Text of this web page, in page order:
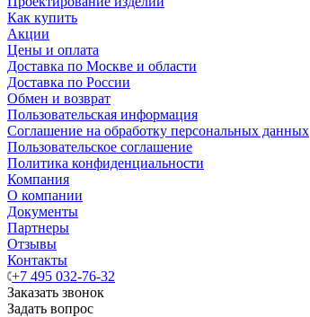
Как купить
Акции
Цены и оплата
Доставка по Москве и области
Доставка по России
Обмен и возврат
Пользовательская информация
Соглашение на обработку персональных данных
Пользовательское соглашение
Политика конфиденциальности
Компания
О компании
Документы
Партнеры
Отзывы
Контакты
+7 495 032-76-32
Заказать звонок
Задать вопрос